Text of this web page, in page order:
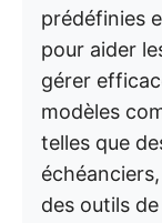
prédéfinies
pour aider
gérer
modèles
telles que
des outils